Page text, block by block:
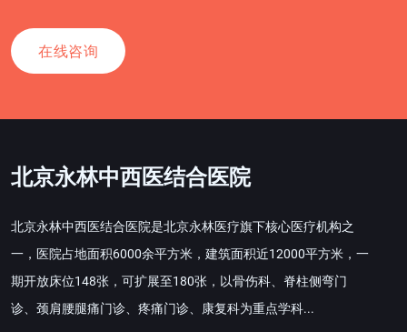
在线咨询
北京永林中西医结合医院
北京永林中西医结合医院是北京永林医疗旗下核心医疗机构之
一，医院占地面积6000余平方米，建筑面积近12000平方米，一
期开放床位148张，可扩展至180张，以骨伤科、脊柱侧弯门
诊、颈肩腰腿痛门诊、疼痛门诊、康复科为重点学科...